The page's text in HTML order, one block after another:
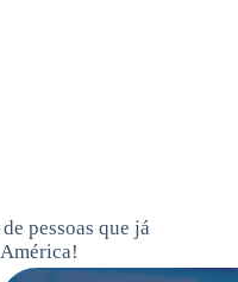
pessoas que já